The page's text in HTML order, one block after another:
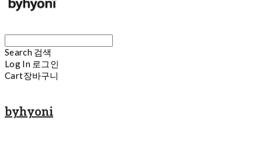
Search 검색
Log In 로그인
Cart장바구니
byhyoni